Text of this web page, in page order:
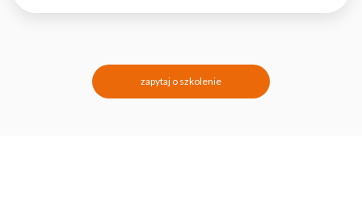
zapytaj o szkolenie